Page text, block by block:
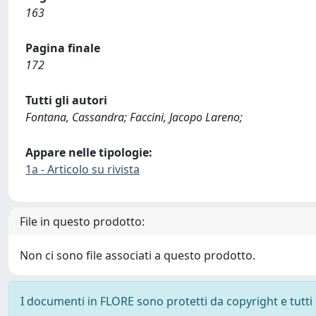
163
Pagina finale
172
Tutti gli autori
Fontana, Cassandra; Faccini, Jacopo Lareno;
Appare nelle tipologie:
1a - Articolo su rivista
File in questo prodotto:
Non ci sono file associati a questo prodotto.
I documenti in FLORE sono protetti da copyright e